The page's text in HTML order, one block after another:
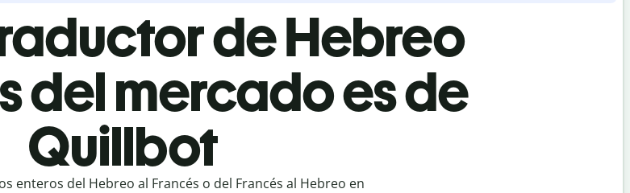
de Hebreo
del mercado es de
Quillbot
enteros del Hebreo al Francés o del Francés al Hebreo en